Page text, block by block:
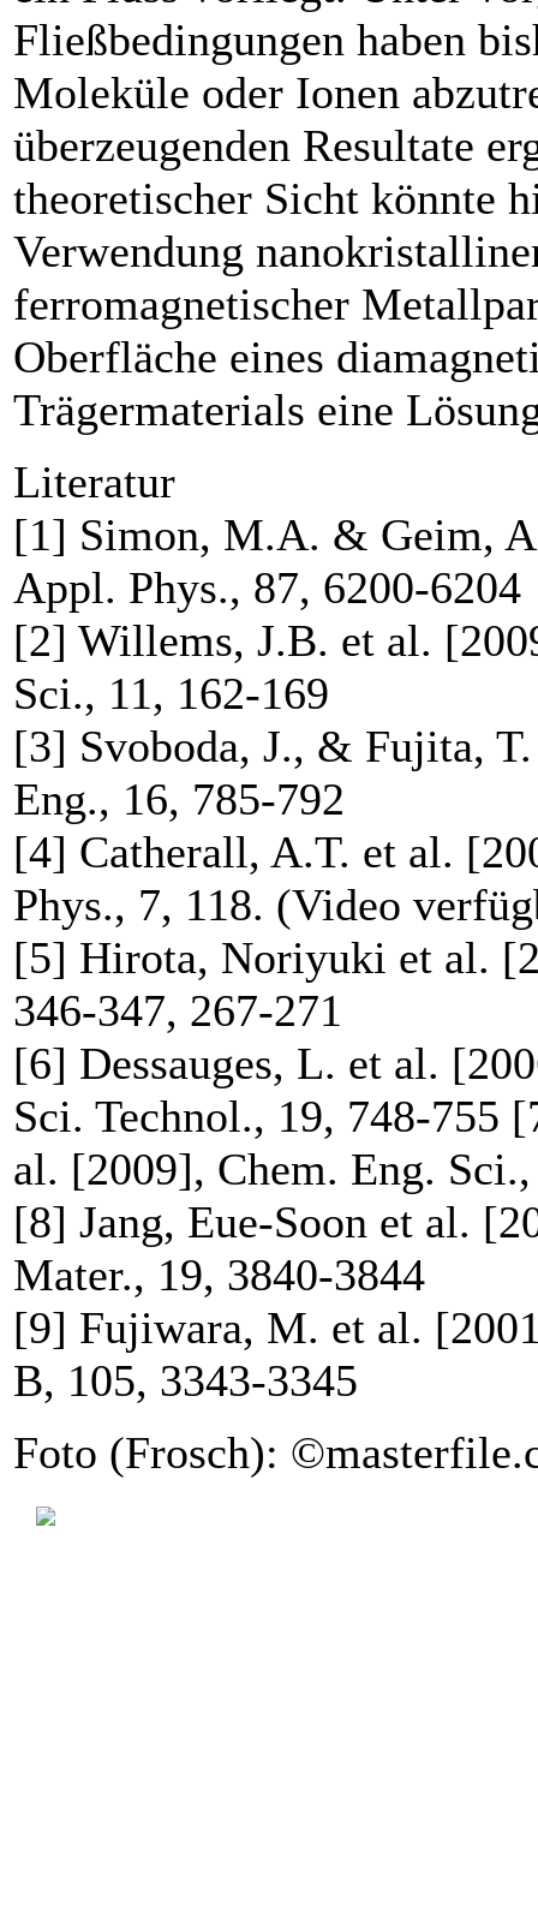
Fließbedingungen haben
Moleküle oder Ionen
überzeugenden Resultate
theoretischer Sicht könnte
Verwendung
ferromagnetischer
Oberfläche eines
Trägermaterials eine
Literatur
[1] Simon, M.A. & Geim,
Appl. Phys., 87, 6200-6204
[2] Willems, J.B. et al.
Sci., 11, 162-169
[3] Svoboda, J., & Fujita,
Eng., 16, 785-792
[4] Catherall, A.T. et al.
Phys., 7, 118. (Video
[5] Hirota, Noriyuki et al.
346-347, 267-271
[6] Dessauges, L. et al.
Sci. Technol., 19, 748-755
al. [2009], Chem. Eng.
[8] Jang, Eue-Soon et al.
Mater., 19, 3840-3844
[9] Fujiwara, M. et al.
B, 105, 3343-3345
Foto (Frosch):